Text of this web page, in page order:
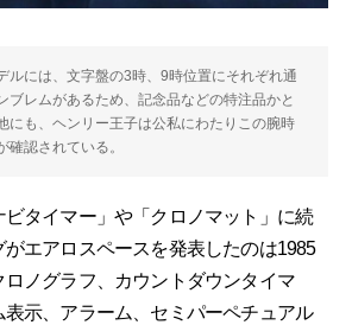
ルには、文字盤の3時、9時位置にそれぞれ通
ブレムがあるため、記念品などの特注品かと
にも、ヘンリー王子は公私にわたりこの腕時
認されている。
タイマー」や「クロノマット」に続
エアロスペースを発表したのは1985
ノグラフ、カウントダウンタイマ
示、アラーム、セミパーペチュアル